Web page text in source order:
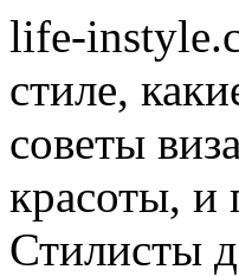
life-
стиле,
советы
красоты, и
Стилисты